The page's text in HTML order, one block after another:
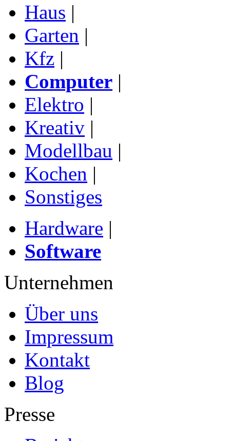
Haus |
Garten |
Kfz |
Computer |
Elektro |
Kreativ |
Modellbau |
Kochen |
Sonstiges
Hardware |
Software
Unternehmen
Über uns
Impressum
Kontakt
Blog
Presse